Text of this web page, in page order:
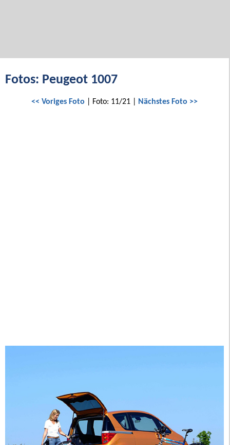
Fotos: Peugeot 1007
<< Voriges Foto | Foto: 11/21 | Nächstes Foto >>